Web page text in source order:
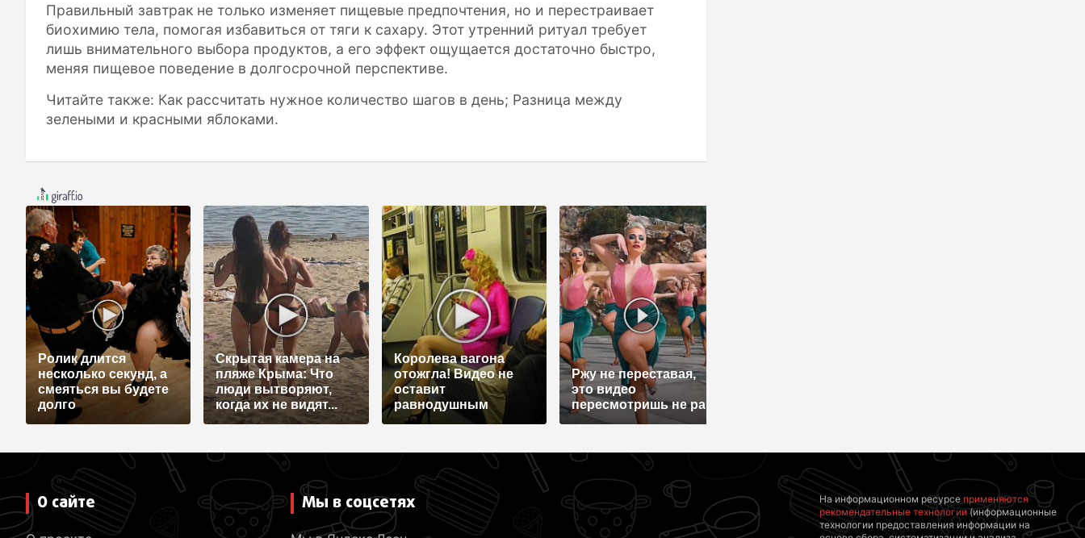
Правильный завтрак не только изменяет пищевые предпочтения, но и перестраивает
биохимию тела, помогая избавиться от тяги к сахару. Этот утренний ритуал требует
лишь внимательного выбора продуктов, а его эффект ощущается достаточно быстро,
меняя пищевое поведение в долгосрочной перспективе.
Читайте также: Как рассчитать нужное количество шагов в день; Разница между
зелеными и красными яблоками.
Ролик длится
несколько секунд, а
смеяться вы будете
долго
Скрытая камера на
пляже Крыма: Что
люди вытворяют,
когда их не видят...
Королева вагона
отожгла! Видео не
оставит
равнодушным
Ржу не переставая,
это видео
пересмотришь не раз
О сайте Мы в соцсетях На информационном ресурсе применяются
рекомендательные технологии(информационные
технологии предоставления информации на